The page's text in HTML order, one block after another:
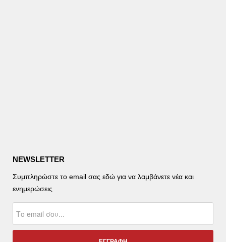
NEWSLETTER
Συμπληρώστε το email σας εδώ για να λαμβάνετε νέα και
ενημερώσεις